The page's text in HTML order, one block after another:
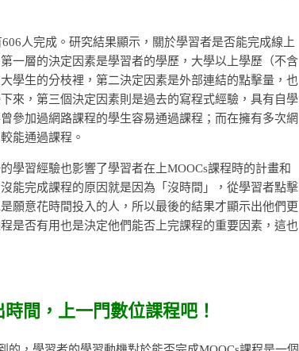
人完成。研究結果顯示，關於學習者是否能完成線上
一層的決定因素是學習者的學歷，大學以上學歷（不含
學生的分枝裡，第二決定因素是外部連結的點擊量，也
來，第三個決定因素則是過去的寫程式經驗，具有自學
參加過網路課程的學生容易通過課程；而在擁有多次網
能通過課程。
學習經驗也影響了學習者在上MOOCs課程時的計畫和
能完成課程的原因就是因為「沒時間」，從學習者點擊
願意花時間投入的人，所以最後的結果才顯示出他們更
是否有用也是決定他們能否上完課程的重要因素，這也
間，上一門數位課程吧！